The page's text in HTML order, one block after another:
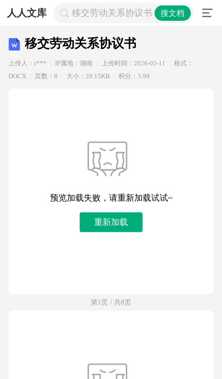
人人文库 移交劳动关系协议书 搜文档
移交劳动关系协议书
上传人：i*** IP属地：湖南 上传时间：2026-05-11
格式：
DOCX
页数：8 大小：28.15KB 积分：5.99
预览加载失败，请重新加载试试~
重新加载
第1页 / 共8页